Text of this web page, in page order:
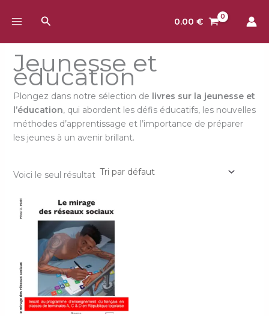
Rechercher 0.00€
Jeunesse et
éducation
Plongez dans notre sélection de livres sur la jeunesse et
l’éducation, qui abordent les défis éducatifs, les nouvelles
méthodes d’apprentissage et l’importance de préparer
les jeunes à un avenir brillant.
Voici le seul résultat